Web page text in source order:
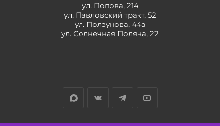
ул. Попова, 214
ул. Павловский тракт, 52
ул. Ползунова, 44а
ул. Солнечная Поляна, 22